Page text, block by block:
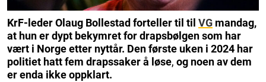
KrF-leder Olaug Bollestad forteller til til VG mandag,
at hun er dypt bekymret for drapsbølgen som har
vært i Norge etter nyttår. Den første uken i 2024 har
politiet hatt fem drapssaker å løse, og noen av dem
er enda ikke oppklart.